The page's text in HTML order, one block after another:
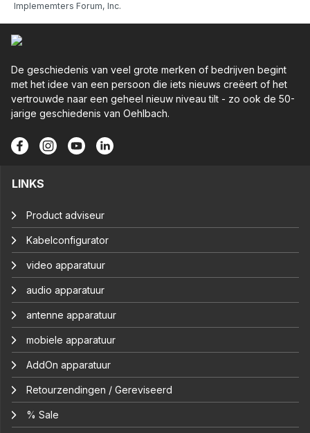
Implememters Forum, Inc.
De geschiedenis van veel grote merken of bedrijven begint
met het idee van een persoon die iets nieuws creëert of het
vertrouwde naar een geheel nieuw niveau tilt - zo ook de 50-
jarige geschiedenis van Oehlbach.
LINKS
Product adviseur
Kabelconfigurator
video apparatuur
audio apparatuur
antenne apparatuur
mobiele apparatuur
AddOn apparatuur
Retourzendingen / Gereviseerd
% Sale